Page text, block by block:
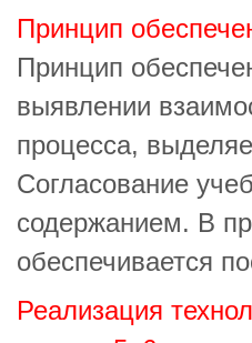
Принцип
Принцип
выявлении
процесса,
Согласование
содержанием. В
обеспечивается
Реализация